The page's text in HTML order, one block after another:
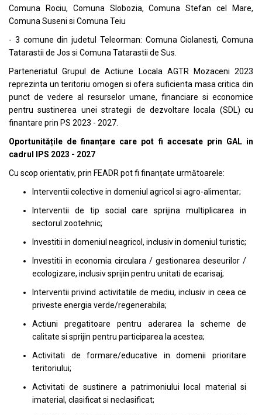
Comuna Rociu, Comuna Slobozia, Comuna Stefan cel Mare,
Comuna Suseni si Comuna Teiu
- 3 comune din judetul Teleorman: Comuna Ciolanesti, Comuna
Tatarastii de Jos si Comuna Tatarastii de Sus.
Parteneriatul Grupul de Actiune Locala AGTR Mozaceni 2023
reprezinta un teritoriu omogen si ofera suficienta masa critica din
punct de vedere al resurselor umane, financiare si economice
pentru sustinerea unei strategii de dezvoltare locala (SDL) cu
finantare prin PS 2023 - 2027.
Oportunitățile de finanțare care pot fi accesate prin GAL in
cadrul IPS 2023 - 2027
Cu scop orientativ, prin FEADR pot fi finanțate următoarele:
Interventii colective in domeniul agricol si agro-alimentar;
Interventii de tip social care sprijina multiplicarea in
sectorul zootehnic;
Investitii in domeniul neagricol, inclusiv in domeniul turistic;
Investitii in economia circulara / gestionarea deseurilor /
ecologizare, inclusiv sprijin pentru unitati de ecarisaj;
Interventii privind activitatile de mediu, inclusiv in ceea ce
priveste energia verde/regenerabila;
Actiuni pregatitoare pentru aderarea la scheme de
calitate si sprijin pentru participarea la acestea;
Activitati de formare/educative in domenii prioritare
teritoriului;
Activitati de sustinere a patrimoniului local material si
imaterial, clasificat si neclasificat;